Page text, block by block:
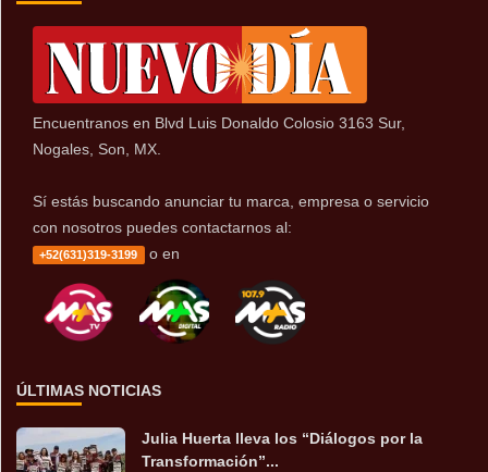
Encuentranos en Blvd Luis Donaldo Colosio 3163 Sur,
Nogales, Son, MX.
Sí estás buscando anunciar tu marca, empresa o servicio
con nosotros puedes contactarnos al:
+52(631)319-3199 o en
ÚLTIMAS NOTICIAS
Julia Huerta lleva los “Diálogos por la
Transformación”...